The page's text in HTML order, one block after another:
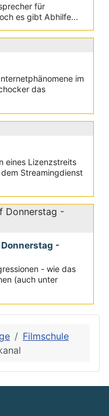
für
es gibt Abhilfe...
im
das
eines Lizenzstreits
Streamingdienst
-
- wie das
(auch unter
Filmschule